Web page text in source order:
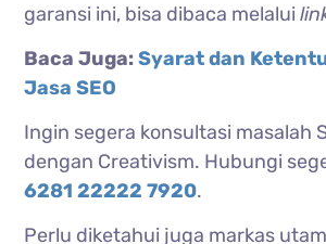
garansi ini, bisa dibaca melalui
Baca Juga:Syarat dan
Jasa SEO
Ingin segera konsultasi masalah
dengan Creativism. Hubungi
6281 22222 7920.
Perlu diketahui juga markas